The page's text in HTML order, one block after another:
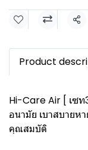
แชร์
Product
Hi-Care Air [ เซ
อนามัย เบาสบายห
คุณสมบัติ